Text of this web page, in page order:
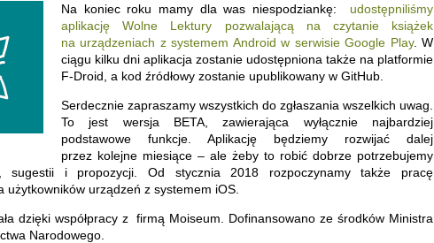
Na koniec roku mamy dla was niespodziankę: udostępniliśmy
aplikację Wolne Lektury pozwalającą na czytanie książek
na urządzeniach z systemem Android w serwisie Google Play. W
ciągu kilku dni aplikacja zostanie udostępniona także na platformie
F-Droid, a kod źródłowy zostanie upublikowany w GitHub.
Serdecznie zapraszamy wszystkich do zgłaszania wszelkich uwag.
To jest wersja BETA, zawierająca wyłącznie najbardziej
podstawowe funkcje. Aplikację będziemy rozwijać dalej
przez kolejne miesiące – ale żeby to robić dobrze potrzebujemy
sugestii i propozycji. Od stycznia 2018 rozpoczynamy także pracę
użytkowników urządzeń z systemem iOS.
dzięki współpracy z firmą Moiseum. Dofinansowano ze środków Ministra
Narodowego.